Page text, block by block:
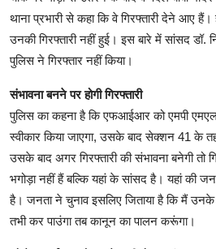
थाना प्रभारी से कहा कि वे गिरफ्तारी देने आए
उनकी गिरफ्तारी नहीं हुई। इस बारे में सांसद डॉ.
पुलिस ने गिरफ्तार नहीं किया।
संभावना बनने पर होगी गिरफ्तारी
पुलिस का कहना है कि एफआईआर को एमपी
स्वीकार किया जाएगा, उसके बाद सेक्शन 41 के
उसके बाद अगर गिरफ्तारी की संभावना बनेगी तो
भगोड़ा नहीं हैं बल्कि यहां के सांसद है। यहां की
है। जनता ने चुनाव इसलिए जिताया है कि मैं
तभी कर पाउंगा तब कानून का पालन करूंगा।